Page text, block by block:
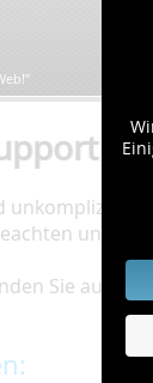
und
Sie auf